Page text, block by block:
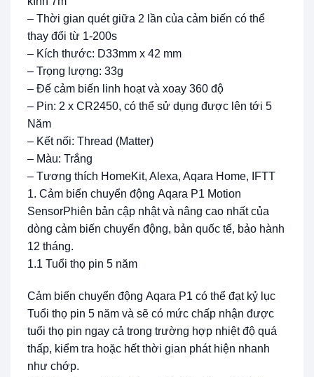
– Thời gian quét giữa 2 lần của cảm biến có thể
thay đổi từ 1-200s
– Kích thước: D33mm x 42 mm
– Trọng lượng: 33g
– Đế cảm biến linh hoạt và xoay 360 độ
– Pin: 2 x CR2450, có thể sử dụng được lên tới 5
Năm
– Kết nối: Thread (Matter)
– Màu: Trắng
– Tương thích HomeKit, Alexa, Aqara Home, IFTT
1. Cảm biến chuyển động Aqara P1 Motion
SensorPhiên bản cập nhật và nâng cao nhất của
dòng cảm biến chuyển động, bản quốc tế, bảo hành
12 tháng.
1.1 Tuổi thọ pin 5 năm
Cảm biến chuyển động Aqara P1 có thể đạt kỷ lục
Tuổi thọ pin 5 năm và sẽ có mức chấp nhận được
tuổi thọ pin ngay cả trong trường hợp nhiệt độ quá
thấp, kiểm tra hoặc hết thời gian phát hiện nhanh
như chớp.